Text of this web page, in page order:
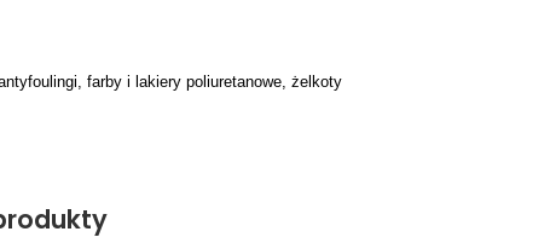
farby i lakiery poliuretanowe, żelkoty